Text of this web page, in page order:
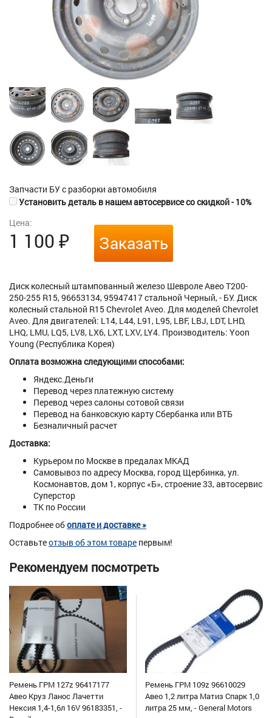
Запчасти БУ с разборки автомобиля
Установить деталь в нашем автосервисе со скидкой - 10%
Цена:
1 100 ₽ Заказать
Диск колесный штампованный железо Шевроле Авео Т200-
250-255 R15, 96653134, 95947417 стальной Черный, - БУ. Диск
колесный стальной R15 Chevrolet Aveo. Для моделей Chevrolet
Aveo. Для двигателей: L14, L44, L91, L95, LBF, LBJ, LDT, LHD,
LHQ, LMU, LQ5, LV8, LX6, LXT, LXV, LY4. Производитель: Yoon
Young (Республика Корея)
Оплата возможна следующими способами:
Яндекс.Деньги
Перевод через платежную систему
Перевод через салоны сотовой связи
Перевод на банковскую карту Сбербанка или ВТБ
Безналичный расчет
Доставка:
Курьером по Москве в предалах МКАД
Самовывоз по адресу Москва, город Щербинка, ул.
Космонавтов, дом 1, корпус «Б», строение 33, автосервис
Суперстор
ТК по России
Подробнее обоплате и доставке »
Оставьтеотзыв об этом товаре первым!
Рекомендуем посмотреть
Ремень ГРМ 127z 96417177
Авео Круз Ланос Лачетти
Нексия 1,4-1,6л 16V 96183351, -
Ремень ГРМ 109z 96610029
Авео 1,2 литра Матиз Спарк 1,0
литра 25 мм, - General Motors